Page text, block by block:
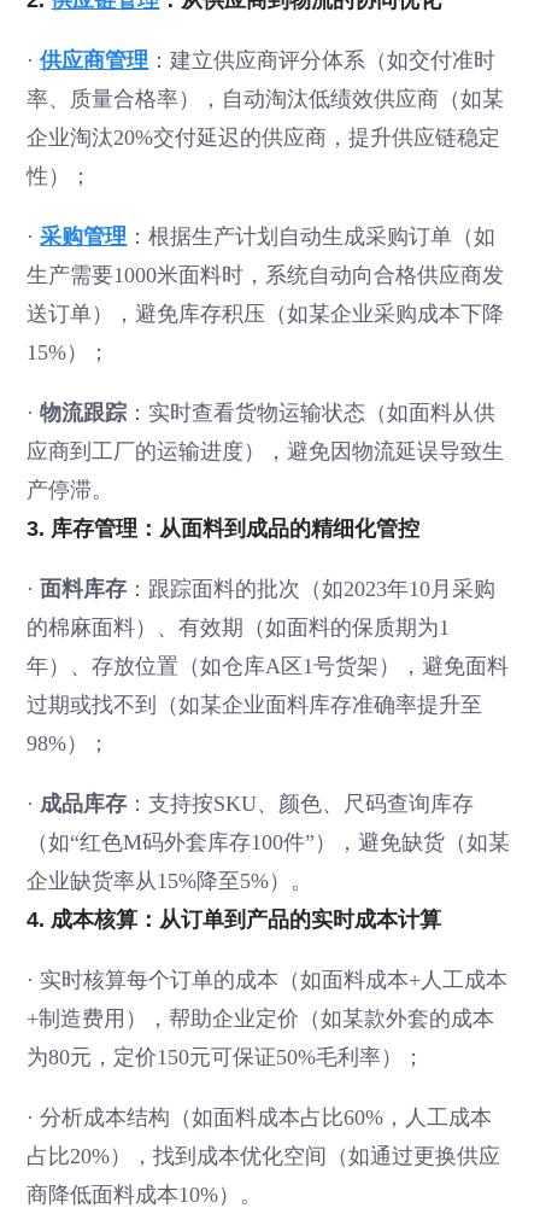
·供应商管理 ：建立供应商评分体系（如交付准时
率、质量合格率），自动淘汰低绩效供应商（如某
企业淘汰20%交付延迟的供应商，提升供应链稳定
性）；
·采购管理 ：根据生产计划自动生成采购订单（如
生产需要1000米面料时，系统自动向合格供应商发
送订单），避免库存积压（如某企业采购成本下降
15%）；
·物流跟踪 ：实时查看货物运输状态（如面料从供
应商到工厂的运输进度），避免因物流延误导致生
产停滞。
3. 库存管理：从面料到成品的精细化管控
·面料库存 ：跟踪面料的批次（如2023年10月采购
的棉麻面料）、有效期（如面料的保质期为1
年）、存放位置（如仓库A区1号货架），避免面料
过期或找不到（如某企业面料库存准确率提升至
98%）；
· 成品库存 ：支持按SKU、颜色、尺码查询库存
（如“红色M码外套库存100件”），避免缺货（如某
企业缺货率从15%降至5%）。
4. 成本核算：从订单到产品的实时成本计算
· 实时核算每个订单的成本（如面料成本+人工成本
+制造费用），帮助企业定价（如某款外套的成本
为80元，定价150元可保证50%毛利率）；
·分析成本结构（如面料成本占比60%，人工成本
占比20%），找到成本优化空间（如通过更换供应
商降低面料成本10%）。